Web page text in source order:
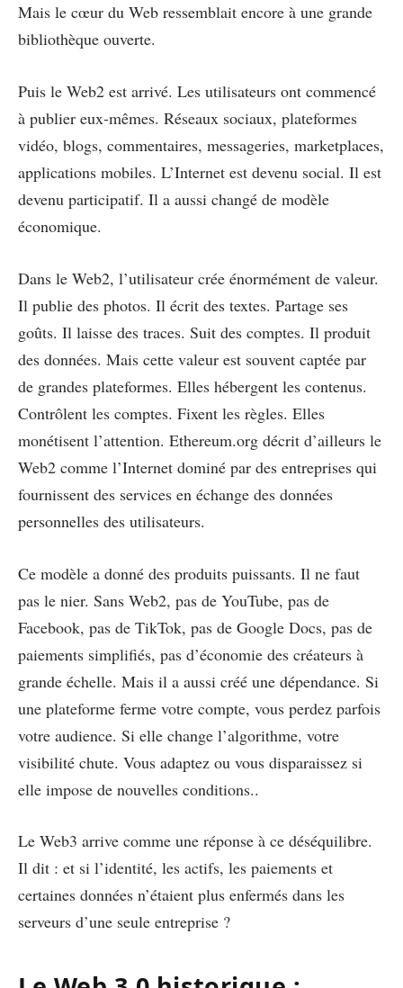
Mais le cœur du Web ressemblait encore à une grande
bibliothèque ouverte.
Puis le Web2 est arrivé. Les utilisateurs ont commencé
à publier eux-mêmes. Réseaux sociaux, plateformes
vidéo, blogs, commentaires, messageries, marketplaces,
applications mobiles. L’Internet est devenu social. Il est
devenu participatif. Il a aussi changé de modèle
économique.
Dans le Web2, l’utilisateur crée énormément de valeur.
Il publie des photos. Il écrit des textes. Partage ses
goûts. Il laisse des traces. Suit des comptes. Il produit
des données. Mais cette valeur est souvent captée par
de grandes plateformes. Elles hébergent les contenus.
Contrôlent les comptes. Fixent les règles. Elles
monétisent l’attention. Ethereum.org décrit d’ailleurs le
Web2 comme l’Internet dominé par des entreprises qui
fournissent des services en échange des données
personnelles des utilisateurs.
Ce modèle a donné des produits puissants. Il ne faut
pas le nier. Sans Web2, pas de YouTube, pas de
Facebook, pas de TikTok, pas de Google Docs, pas de
paiements simplifiés, pas d’économie des créateurs à
grande échelle. Mais il a aussi créé une dépendance. Si
une plateforme ferme votre compte, vous perdez parfois
votre audience. Si elle change l’algorithme, votre
visibilité chute. Vous adaptez ou vous disparaissez si
elle impose de nouvelles conditions..
Le Web3 arrive comme une réponse à ce déséquilibre.
Il dit : et si l’identité, les actifs, les paiements et
certaines données n’étaient plus enfermés dans les
serveurs d’une seule entreprise ?